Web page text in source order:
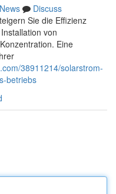
News
Discuss
Sie die Effizienz
von
Eine
38911214/solarstrom-
betriebs